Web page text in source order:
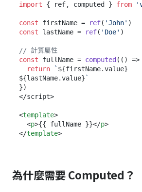
import { ref, computed } from
const firstName = ref( 'John'
const lastName = ref( 'Doe' )
// 計算屬性
const fullName = computed ( () =>
return
` ${firstName.value}
${lastName.value} `
})
</script>
<template>
<p>{{ fullName }}</p>
</template>
為什麼需要 Computed？